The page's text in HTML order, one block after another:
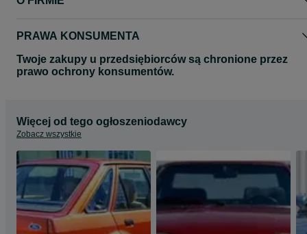
PRAWA KONSUMENTA
Twoje zakupy u przedsiębiorców są chronione przez
prawo ochrony konsumentów.
Więcej od tego ogłoszeniodawcy
Zobacz wszystkie